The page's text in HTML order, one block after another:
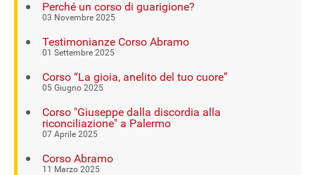
Perché un corso di guarigione?
03 Novembre 2025
Testimonianze Corso Abramo
01 Settembre 2025
Corso “La gioia, anelito del tuo cuore”
05 Giugno 2025
Corso "Giuseppe dalla discordia alla
riconciliazione" a Palermo
07 Aprile 2025
Corso Abramo
11 Marzo 2025